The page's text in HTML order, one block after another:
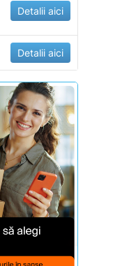
Detalii aici
Detalii aici